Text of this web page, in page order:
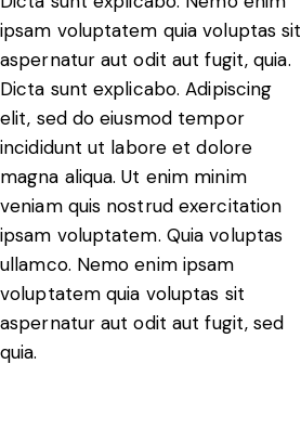
ipsam voluptatem quia voluptas sit
aspernatur aut odit aut fugit, quia.
Dicta sunt explicabo. Adipiscing
elit, sed do eiusmod tempor
incididunt ut labore et dolore
magna aliqua. Ut enim minim
veniam quis nostrud exercitation
ipsam voluptatem. Quia voluptas
ullamco. Nemo enim ipsam
voluptatem quia voluptas sit
aspernatur aut odit aut fugit, sed
quia.